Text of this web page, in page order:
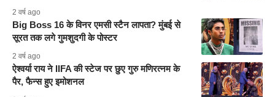
2 वर्ष ago
Big Boss 16 के विनर एमसी स्टैन लापता? मुंबई से
सूरत तक लगे गुमशुदगी के पोस्टर
2 वर्ष ago
ऐश्वर्या राय ने IIFA की स्टेज पर छुए गुरु मणिरत्नम के
पैर, फैन्स हुए इमोशनल